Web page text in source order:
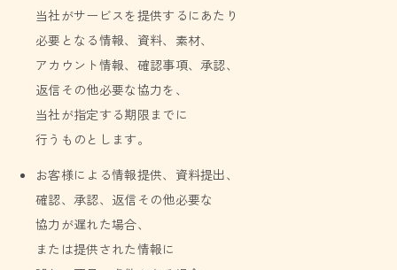
当社がサービスを提供するにあたり
必要となる情報、資料、素材、
アカウント情報、確認事項、承認、
返信その他必要な協力を、
当社が指定する期限までに
行うものとします。
お客様による情報提供、資料提出、
確認、承認、返信その他必要な
協力が遅れた場合、
または提供された情報に